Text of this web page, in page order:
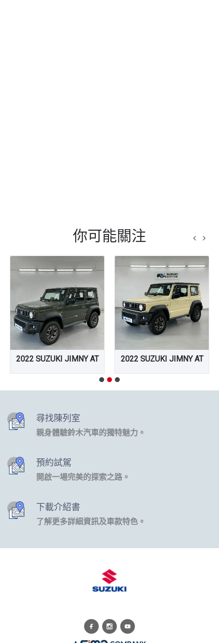
你可能關注
2022 SUZUKI JIMNY AT 2022 SUZUKI JIMNY AT
尋找陳列室
親身體驗鈴木汽車的獨特魅力。
預約試駕
開啟一場完美的探索之路。
下載介紹書
了解更多詳細資訊及車款特色。